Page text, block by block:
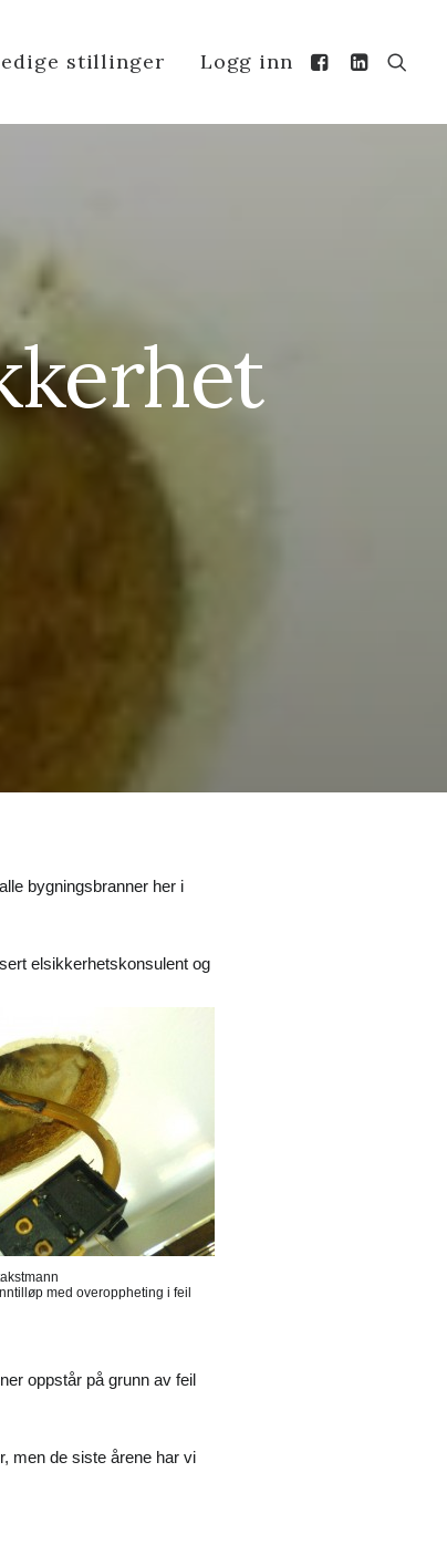
stillinger Logg inn
bygningsbranner her i
elsikkerhetskonsulent og
med overoppheting i feil
oppstår på grunn av feil
men de siste årene har vi